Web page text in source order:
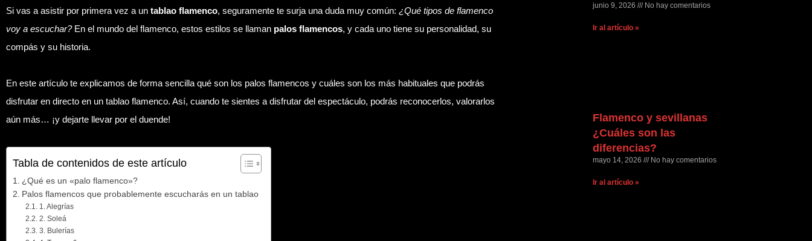
Si vas a asistir por primera vez a un tablao flamenco, seguramente te surja una duda muy común: ¿Qué tipos de flamenco
voy a escuchar?En el mundo del flamenco, estos estilos se llaman palos flamencos, y cada uno tiene su personalidad, su
compás y su historia.
En este artículo te explicamos de forma sencilla qué son los palos flamencos y cuáles son los más habituales que podrás
disfrutar en directo en un tablao flamenco. Así, cuando te sientes a disfrutar del espectáculo, podrás reconocerlos, valorarlos
aún más… ¡y dejarte llevar por el duende!
Tabla de contenidos de este artículo
¿Qué es un «palo flamenco»?
Palos flamencos que probablemente escucharás en un tablao
1. Alegrías
2. Soleá
3. Bulerías
junio 9, 2026 No hay comentarios
Ir al artículo »
Flamenco y sevillanas
¿Cuáles son las
diferencias?
mayo 14, 2026 No hay comentarios
Ir al artículo »